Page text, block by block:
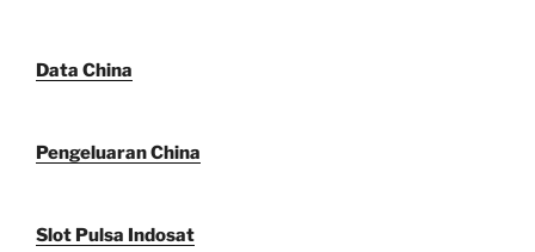
Data China
Pengeluaran China
Slot Pulsa Indosat